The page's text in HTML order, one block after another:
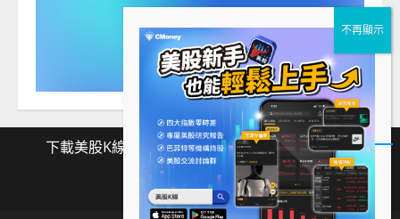
下載美股K線 Facebook Instagram Twitter
載
Facebook
Instagram
Twitter